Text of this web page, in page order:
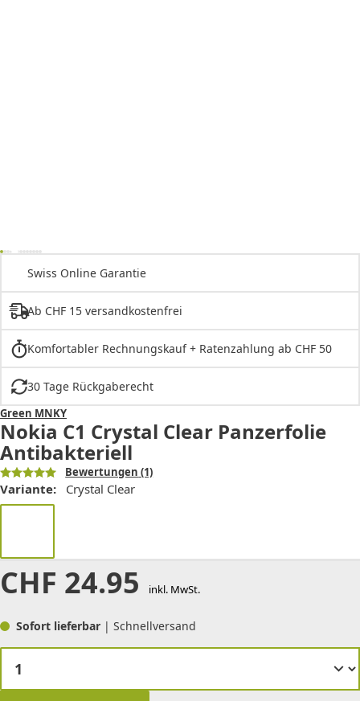
Swiss Online Garantie
Ab CHF 15 versandkostenfrei
Komfortabler Rechnungskauf + Ratenzahlung ab CHF 50
30 Tage Rückgaberecht
Green MNKY
Nokia C1 Crystal Clear Panzerfolie
Antibakteriell
Bewertungen (1)
Variante: Crystal Clear
CHF 24.95 inkl. MwSt.
Sofort lieferbar | Schnellversand